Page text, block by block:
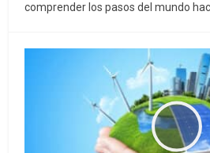
comprender los pasos del mundo